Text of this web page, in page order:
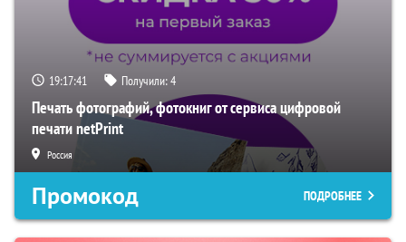
19:17:41 Получили:4
Печать фотографий, фотокниг от сервиса цифровой
печати netPrint
Россия
Промокод ПОДРОБНЕЕ